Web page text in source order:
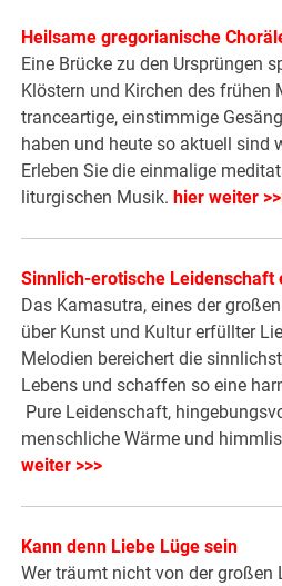
Heilsame gregorianische
Eine Brücke zu den Ursprüngen
Klöstern und Kirchen des frühen
tranceartige, einstimmige
haben und heute so aktuell sind
Erleben Sie die einmalige
liturgischen Musik. hier weiter
Sinnlich-erotische Leidenschaft
Das Kamasutra, eines der
über Kunst und Kultur erfüllter
Melodien bereichert die
Lebens und schaffen so eine
Pure Leidenschaft,
menschliche Wärme und
weiter >>>
Kann denn Liebe Lüge sein
Wer träumt nicht von der großen